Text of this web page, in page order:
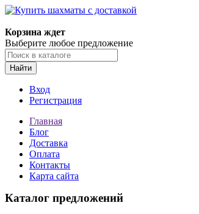
Корзина ждет
Выберите любое предложение
Найти
Вход
Регистрация
Главная
Блог
Доставка
Оплата
Контакты
Карта сайта
Каталог предложений